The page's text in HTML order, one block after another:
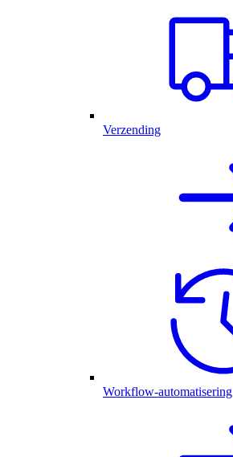
Verzending
Workflow-automatisering